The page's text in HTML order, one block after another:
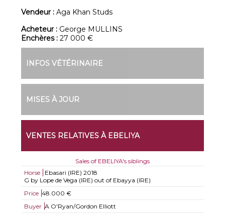
Vendeur :Aga Khan Studs
Acheteur : George MULLINS
Enchères :27 000 €
INFOS VÉTÉRINAIRE
MISES À JOUR
VENTES RELATIVES À EBELIYA
Sales of EBELIYA's siblings
Horse
Ebasari (IRE) 2018
G by Lope de Vega (IRE) out of Ebayya (IRE)
Price 48.000 €
Buyer A O'Ryan/Gordon Elliott